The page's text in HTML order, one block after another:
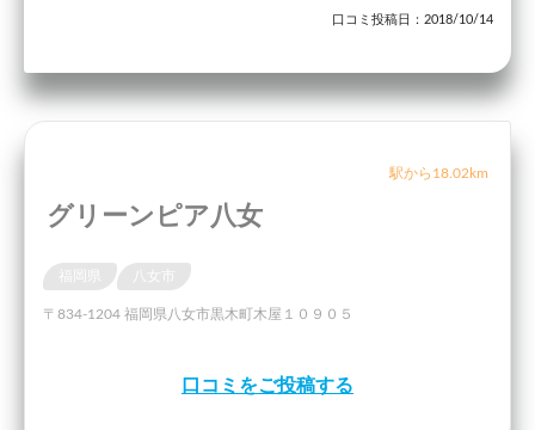
口コミ投稿日：2018/10/14
駅から18.02km
グリーンピア八女
八女市
〒834-1204 福岡県八女市黒木町木屋１０９０５
口コミをご投稿する